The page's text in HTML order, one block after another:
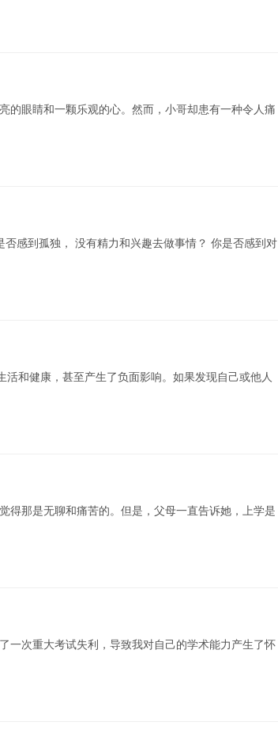
的眼睛和一颗乐观的心。然而，小哥却患有一种令人痛
感到孤独， 没有精力和兴趣去做事情？ 你是否感到对
和健康，甚至产生了负面影响。如果发现自己或他人
得那是无聊和痛苦的。但是，父母一直告诉她，上学是
一次重大考试失利，导致我对自己的学术能力产生了怀